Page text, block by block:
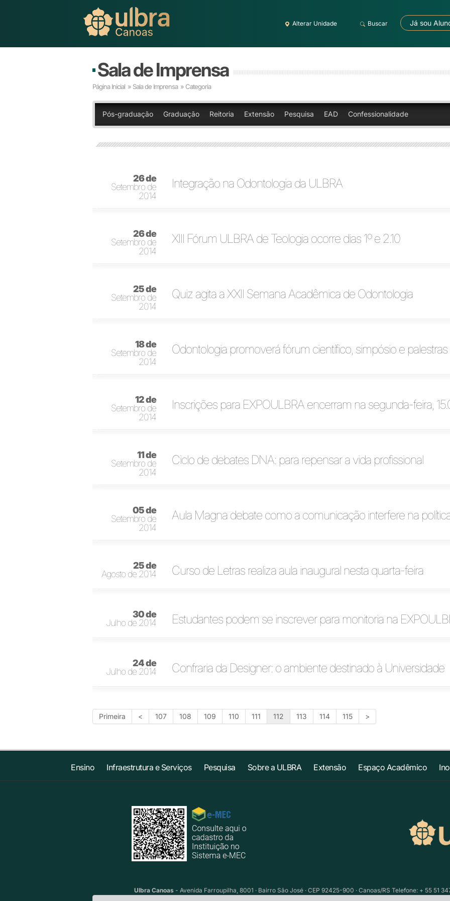
Alterar Unidade Buscar Já sou
Sala de Imprensa
Página Inicial » Sala de Imprensa » Categoria
Pós-graduação Graduação Reitoria Extensão Pesquisa EAD Confessionalidade
26 de
Setembro de
2014
Integração na Odontologia da ULBRA
26 de
Setembro de
2014
XIII Fórum ULBRA de Teologia ocorre dias 1º e 2.10
25 de
Setembro de
2014
Quiz agita a XXII Semana Acadêmica de Odontologia
18 de
Setembro de
2014
Odontologia promoverá fórum científico, simpósio e palestras
12 de
Setembro de
2014
Inscrições para EXPOULBRA encerram na segunda-feira,
11 de
Setembro de
2014
Ciclo de debates DNA: para repensar a vida profissional
05 de
Setembro de
2014
Aula Magna debate como a comunicação interfere na
25 de
Agosto de 2014
Curso de Letras realiza aula inaugural nesta quarta-feira
30 de
Julho de 2014
Estudantes podem se inscrever para monitoria na
24 de
Julho de 2014
Confraria da Designer: o ambiente destinado à Universidade
Primeira < 107 108 109 110 111 112 113 114 115 >
Ensino Infraestrutura e Serviços Pesquisa Sobre a ULBRA Extensão Espaço Acadêmico
Ulbra Canoas- Avenida Farroupilha, 8001 · Bairro São José · CEP 92425-900 · Canoas/RS Telefone: + 55 51